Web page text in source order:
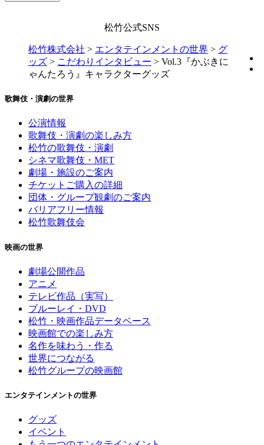
松竹公式SNS
松竹株式会社 > エンタテインメントの世界 > グ
ッズ > こだわりインタビュー > Vol.3『かぶきに
ゃんたろう』キャラクターグッズ
歌舞伎・演劇の世界
公演情報
歌舞伎・演劇の楽しみ方
松竹の歌舞伎・演劇
シネマ歌舞伎・MET
劇場・施設のご案内
チケットご購入の詳細
団体・グループ観劇のご案内
バリアフリー情報
松竹歌舞伎会
映画の世界
劇場公開作品
アニメ
テレビ作品（実写）
ブルーレイ・DVD
松竹・映画作品データベース
映画館での楽しみ方
名作を味わう・作る
世界につながる
松竹グループの映画館
エンタテインメントの世界
グッズ
イベント